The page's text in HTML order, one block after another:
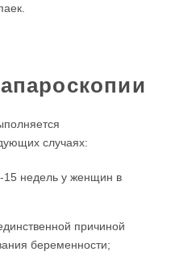
случаях:
недель у женщин в
причиной
беременности;